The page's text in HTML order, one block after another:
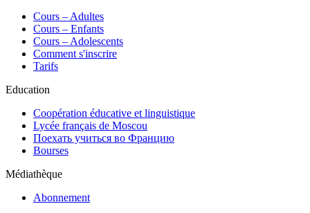
Сours – Adultes
Cours – Enfants
Cours – Adolescents
Comment s'inscrire
Tarifs
Education
Coopération éducative et linguistique
Lycée français de Moscou
Поехать учиться во Францию
Bourses
Médiathèque
Abonnement